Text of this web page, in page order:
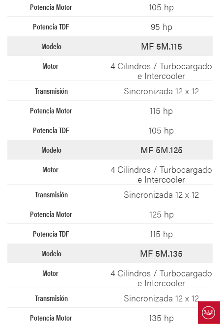
105 hp​
95 hp​
MF 5M.115
4 Cilindros / Turbocargado
e Intercooler​
Sincronizada 12 x 12​
115 hp​
105 hp​
MF 5M.125
4 Cilindros / Turbocargado
e Intercooler​
Sincronizada 12 x 12​
125 hp​
115 hp​
MF 5M.135
4 Cilindros / Turbocargado
e Intercooler​
Sincronizada 12 x 12​
135 hp​